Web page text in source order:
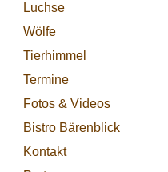
Luchse
Wölfe
Tierhimmel
Termine
Fotos & Videos
Bistro Bärenblick
Kontakt